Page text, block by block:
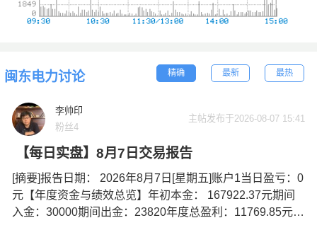
闽东电力讨论 精确 最新 最热
李帅印
粉丝4
主帖发布于2026-08-07 15:41
【每日实盘】8月7日交易报告
[摘要]报告日期： 2026年8月7日[星期五]账户1当日盈亏：0
元【年度资金与绩效总览】年初本金： 167922.37元期间
入金：30000期间出金：23820年度总盈利：11769.85元当